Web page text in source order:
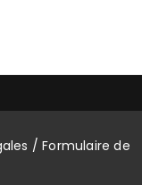
/Formulaire de